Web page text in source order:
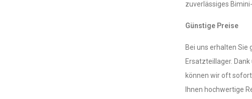
zuverlässiges
Günstige Preise
Bei uns erhalten
Ersatzteillager.
können wir oft
Ihnen hochwertige